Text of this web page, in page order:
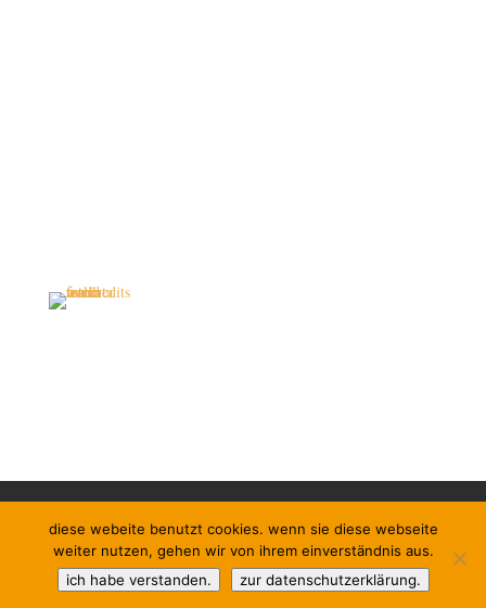
kontakt/buchen
impressum
datenschutzerklärung
newsletter
links
instagram
diese webeite benutzt cookies. wenn sie diese webseite
weiter nutzen, gehen wir von ihrem einverständnis aus.
ich habe verstanden.
zur datenschutzerklärung.